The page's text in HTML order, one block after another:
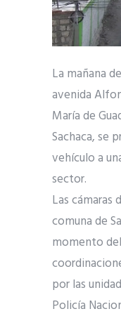
La mañana
avenida
María de
Sachaca, se
vehículo a
sector.
Las cámaras
comuna de
momento
por las
Policía